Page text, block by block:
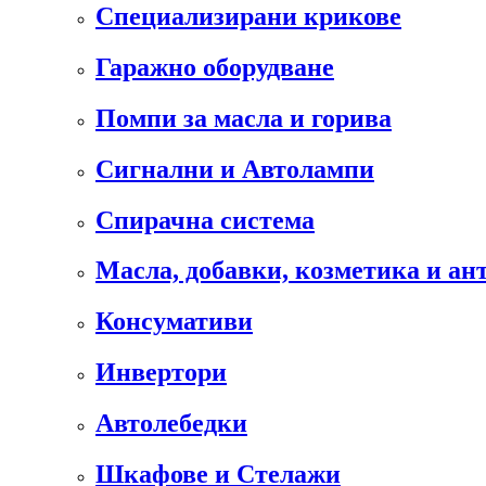
Специализирани крикове
Гаражно оборудване
Помпи за масла и горива
Сигнални и Автолампи
Спирачна система
Масла, добавки, козметика и
Консумативи
Инвертори
Автолебедки
Шкафове и Стелажи